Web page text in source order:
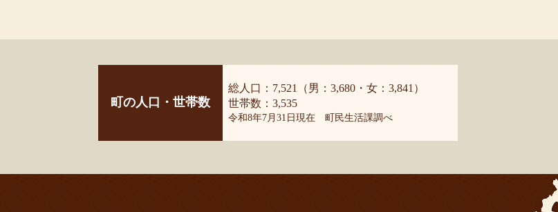
町の人口・世帯数
総人口：7,521（男：3,680・女：3,841）
世帯数：3,535
令和8年7月31日現在 町民生活課調べ